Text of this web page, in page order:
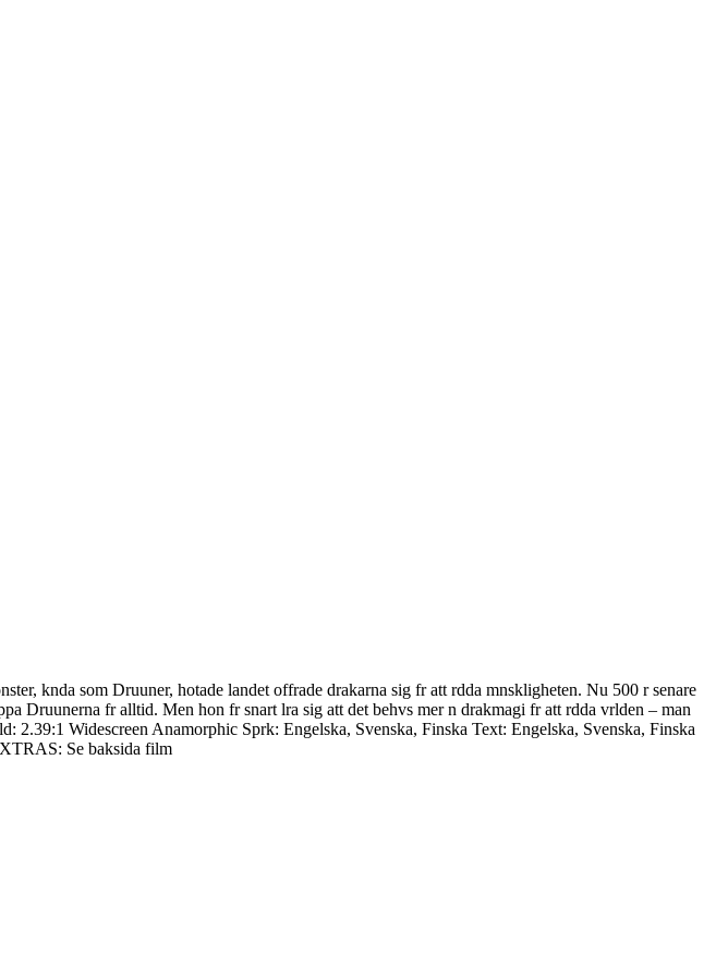
knda som Druuner, hotade landet offrade drakarna sig fr att rdda mnskligheten. Nu 500 r senare
Druunerna fr alltid. Men hon fr snart lra sig att det behvs mer n drakmagi fr att rdda vrlden – man
Widescreen Anamorphic Sprk: Engelska, Svenska, Finska Text: Engelska, Svenska, Finska
Se baksida film